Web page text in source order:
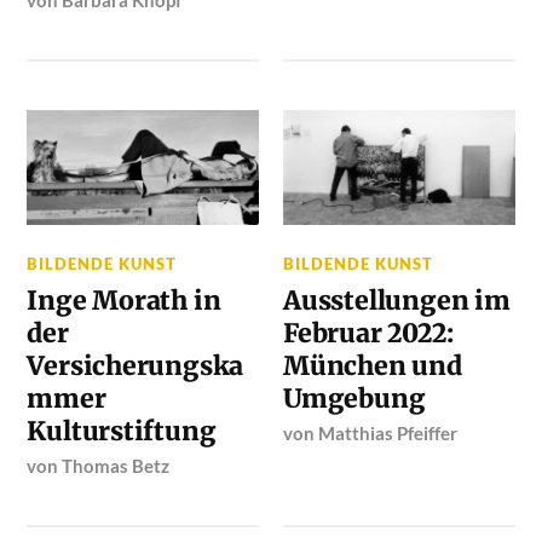
BILDENDE KUNST
Inge Morath in
der
Versicherungska
mmer
Kulturstiftung
vonThomas Betz
BILDENDE KUNST
Ausstellungen im
Februar 2022:
München und
Umgebung
von Matthias Pfeiffer